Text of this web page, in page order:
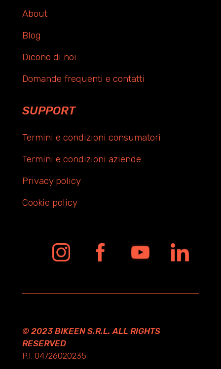
About
Blog
Dicono di noi
Domande frequenti e contatti
SUPPORT
Termini e condizioni consumatori
Termini e condizioni aziende
Privacy policy
Cookie policy
© 2023 BIKEEN S.R.L. ALL RIGHTS
RESERVED
P.I. 04726020235